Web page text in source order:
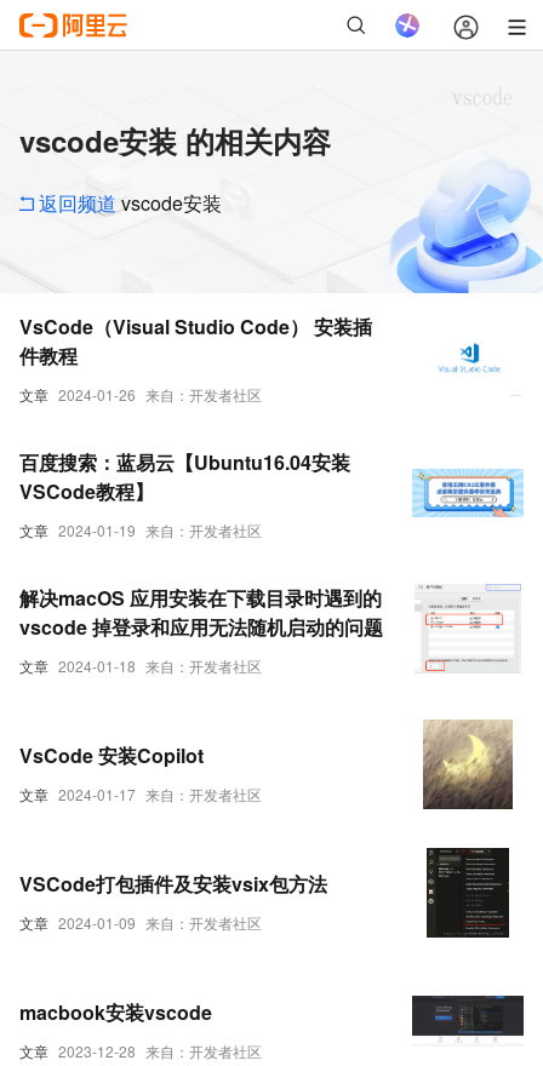
vscode安装 的相关内容
返回频道 vscode安装
文章 2024-01-26 来自：开发者社区
VsCode（Visual Studio Code） 安装插
件教程
文章 2024-01-19 来自：开发者社区
百度搜索：蓝易云【Ubuntu16.04安装
VSCode教程】
文章 2024-01-18 来自：开发者社区
解决macOS 应用安装在下载目录时遇到的
vscode 掉登录和应用无法随机启动的问题
文章 2024-01-17 来自：开发者社区
VsCode 安装Copilot
文章 2024-01-09 来自：开发者社区
VSCode打包插件及安装vsix包方法
文章 2023-12-28 来自：开发者社区
macbook安装vscode